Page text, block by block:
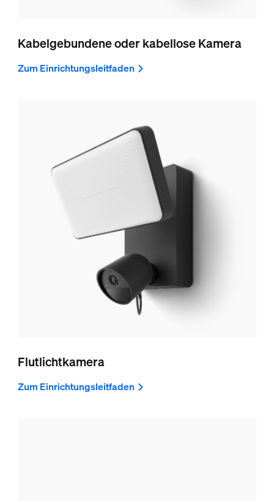
Kabelgebundene oder kabellose Kamera
Zum Einrichtungsleitfaden
Flutlichtkamera
Zum Einrichtungsleitfaden